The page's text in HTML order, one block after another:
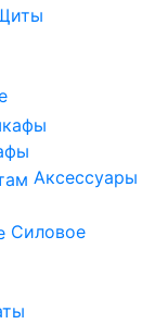
Аксессуары
Силовое